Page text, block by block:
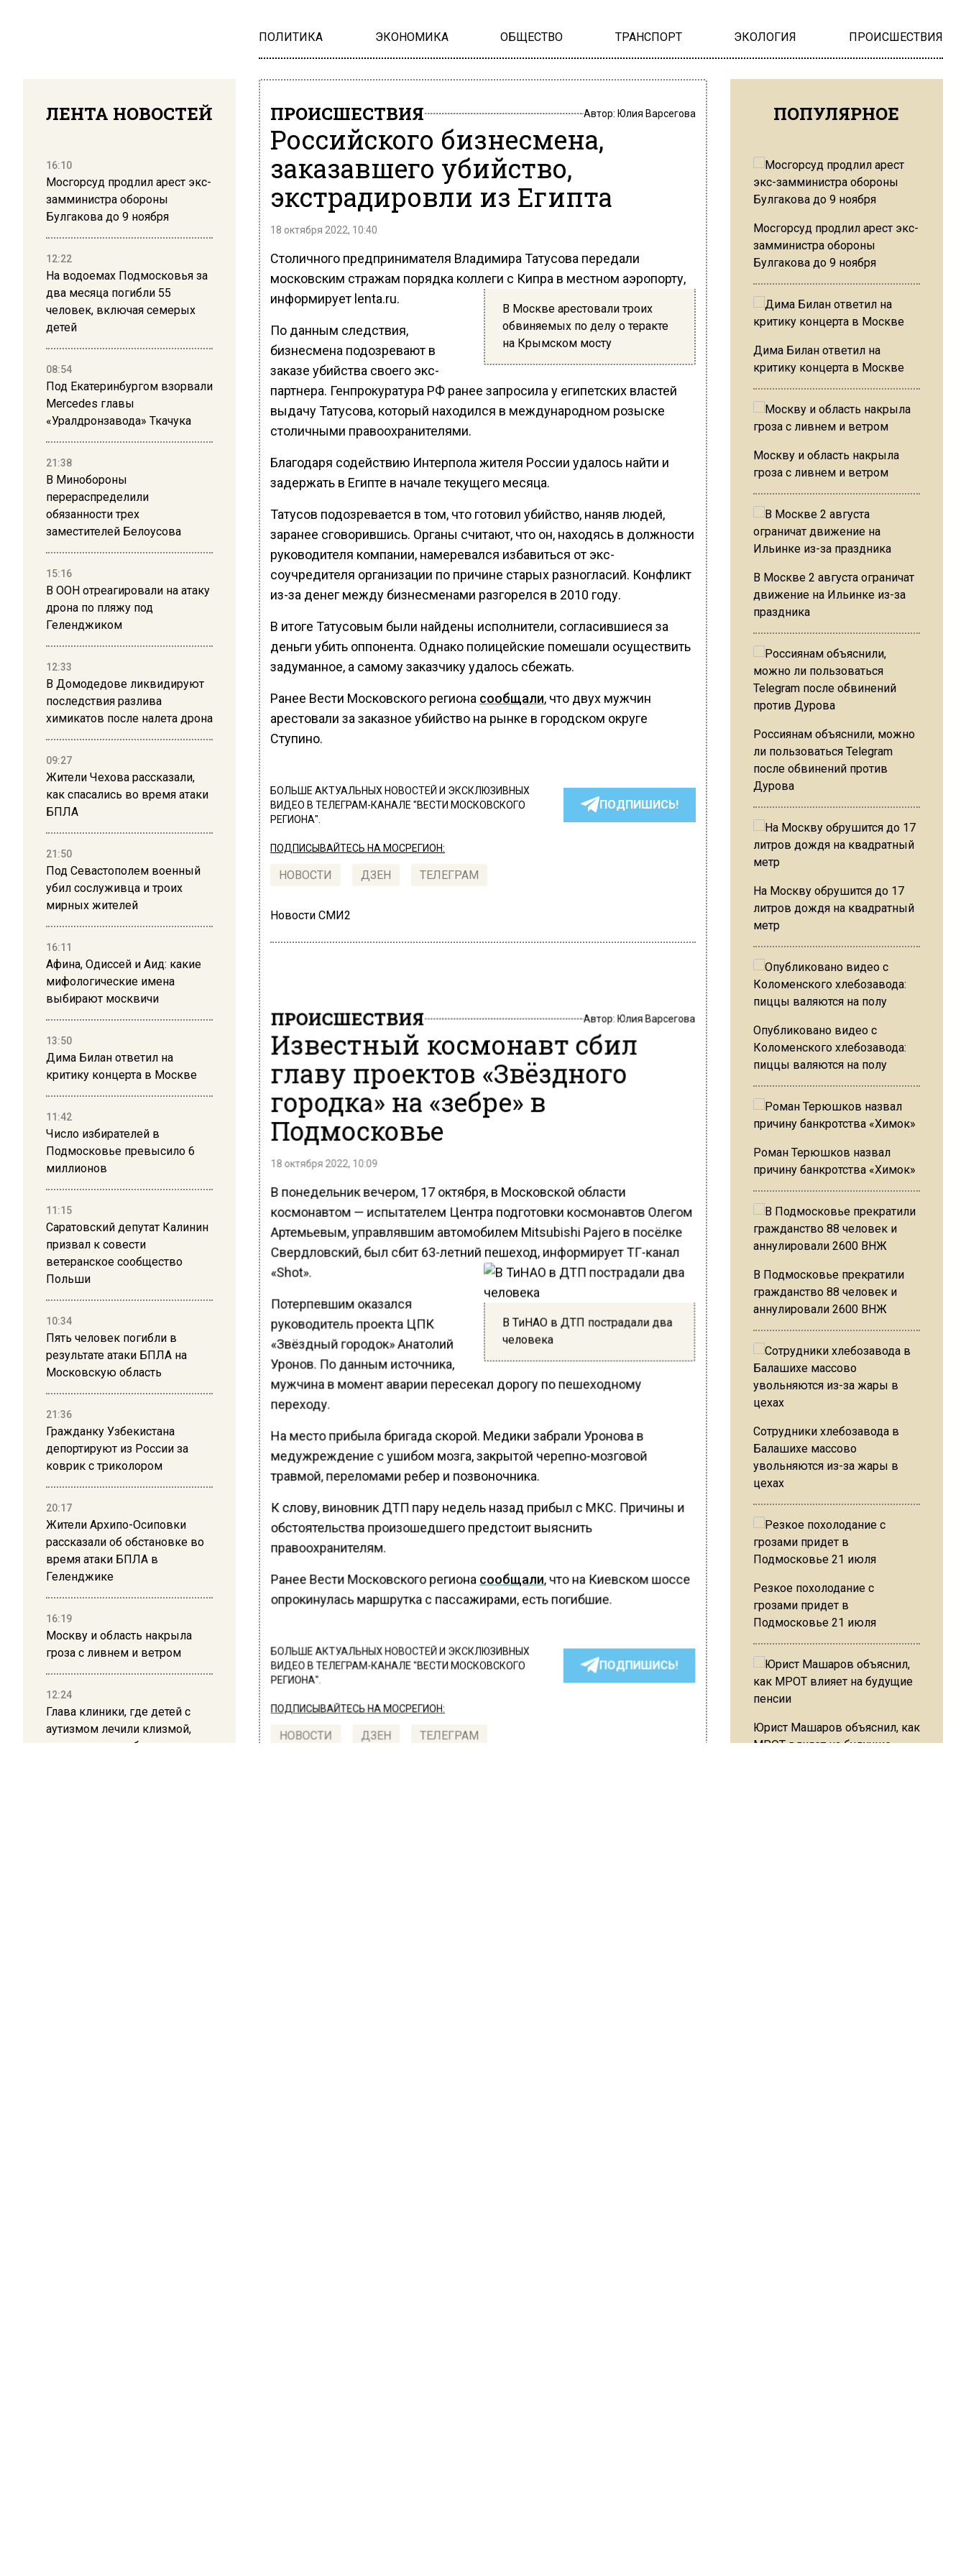
ПОЛИТИКА ЭКОНОМИКА ОБЩЕСТВО ТРАНСПОРТ ЭКОЛОГИЯ ПРОИСШЕСТВИЯ
ЛЕНТА НОВОСТЕЙ
16:10
Мосгорсуд продлил арест экс-
замминистра обороны
Булгакова до 9 ноября
12:22
На водоемах Подмосковья за
два месяца погибли 55
человек, включая семерых
детей
08:54
Под Екатеринбургом взорвали
Mercedes главы
«Уралдронзавода» Ткачука
21:38
В Минобороны
перераспределили
обязанности трех
заместителей Белоусова
15:16
В ООН отреагировали на атаку
дрона по пляжу под
Геленджиком
12:33
В Домодедове ликвидируют
последствия разлива
химикатов после налета дрона
09:27
Жители Чехова рассказали,
как спасались во время атаки
БПЛА
21:50
Под Севастополем военный
убил сослуживца и троих
мирных жителей
16:11
Афина, Одиссей и Аид: какие
мифологические имена
выбирают москвичи
13:50
Дима Билан ответил на
критику концерта в Москве
11:42
Число избирателей в
Подмосковье превысило 6
миллионов
11:15
Саратовский депутат Калинин
призвал к совести
ветеранское сообщество
Польши
10:34
Пять человек погибли в
результате атаки БПЛА на
Московскую область
21:36
Гражданку Узбекистана
депортируют из России за
коврик с триколором
20:17
Жители Архипо-Осиповки
рассказали об обстановке во
время атаки БПЛА в
Геленджике
16:19
Москву и область накрыла
гроза с ливнем и ветром
12:24
Глава клиники, где детей с
аутизмом лечили клизмой,
исчез после возбуждения
ПРОИСШЕСТВИЯ Автор: Юлия Варсегова
Российского бизнесмена,
заказавшего убийство,
экстрадировли из Египта
18 октября 2022, 10:40
Столичного предпринимателя Владимира Татусова передали
московским стражам порядка коллеги с Кипра в местном аэропорту,
информирует lenta.ru.
В Москве арестовали троих
обвиняемых по делу о теракте
на Крымском мосту
По данным следствия,
бизнесмена подозревают в
заказе убийства своего экс-
партнера. Генпрокуратура РФ ранее запросила у египетских властей
выдачу Татусова, который находился в международном розыске
столичными правоохранителями.
Благодаря содействию Интерпола жителя России удалось найти и
задержать в Египте в начале текущего месяца.
Татусов подозревается в том, что готовил убийство, наняв людей,
заранее сговорившись. Органы считают, что он, находясь в должности
руководителя компании, намеревался избавиться от экс-
соучредителя организации по причине старых разногласий. Конфликт
из-за денег между бизнесменами разгорелся в 2010 году.
В итоге Татусовым были найдены исполнители, согласившиеся за
деньги убить оппонента. Однако полицейские помешали осуществить
задуманное, а самому заказчику удалось сбежать.
Ранее Вести Московского региона сообщали, что двух мужчин
арестовали за заказное убийство на рынке в городском округе
Ступино.
БОЛЬШЕ АКТУАЛЬНЫХ НОВОСТЕЙ И ЭКСКЛЮЗИВНЫХ
ВИДЕО В ТЕЛЕГРАМ-КАНАЛЕ "ВЕСТИ МОСКОВСКОГО
РЕГИОНА".
ПОДПИШИСЬ!
ПОДПИСЫВАЙТЕСЬ НА МОСРЕГИОН:
НОВОСТИ ДЗЕН ТЕЛЕГРАМ
Новости СМИ2
ПРОИСШЕСТВИЯ Автор: Юлия Варсегова
Известный космонавт сбил
главу проектов «Звёздного
городка» на «зебре» в
Подмосковье
18 октября 2022, 10:09
В понедельник вечером, 17 октября, в Московской области
космонавтом — испытателем Центра подготовки космонавтов Олегом
Артемьевым, управлявшим автомобилем Mitsubishi Pajero в посёлке
Свердловский, был сбит 63-летний пешеход, информирует ТГ-канал
«Shot».
В ТиНАО в ДТП пострадали два
человека
Потерпевшим оказался
руководитель проекта ЦПК
«Звёздный городок» Анатолий
Уронов. По данным источника,
мужчина в момент аварии пересекал дорогу по пешеходному
переходу.
На место прибыла бригада скорой. Медики забрали Уронова в
медужреждение с ушибом мозга, закрытой черепно-мозговой
травмой, переломами ребер и позвоночника.
К слову, виновник ДТП пару недель назад прибыл с МКС. Причины и
обстоятельства произошедшего предстоит выяснить
правоохранителям.
Ранее Вести Московского региона сообщали, что на Киевском шоссе
опрокинулась маршрутка с пассажирами, есть погибшие.
БОЛЬШЕ АКТУАЛЬНЫХ НОВОСТЕЙ И ЭКСКЛЮЗИВНЫХ
ВИДЕО В ТЕЛЕГРАМ-КАНАЛЕ "ВЕСТИ МОСКОВСКОГО
РЕГИОНА".
ПОДПИШИСЬ!
ПОДПИСЫВАЙТЕСЬ НА МОСРЕГИОН:
НОВОСТИ ДЗЕН ТЕЛЕГРАМ
ПОПУЛЯРНОЕ
Мосгорсуд продлил арест экс-
замминистра обороны
Булгакова до 9 ноября
Дима Билан ответил на
критику концерта в Москве
Москву и область накрыла
гроза с ливнем и ветром
В Москве 2 августа ограничат
движение на Ильинке из-за
праздника
Россиянам объяснили, можно
ли пользоваться Telegram
после обвинений против
Дурова
На Москву обрушится до 17
литров дождя на квадратный
метр
Опубликовано видео с
Коломенского хлебозавода:
пиццы валяются на полу
Роман Терюшков назвал
причину банкротства «Химок»
В Подмосковье прекратили
гражданство 88 человек и
аннулировали 2600 ВНЖ
Сотрудники хлебозавода в
Балашихе массово
увольняются из-за жары в
цехах
Резкое похолодание с
грозами придет в
Подмосковье 21 июля
Юрист Машаров объяснил, как
МРОТ влияет на будущие